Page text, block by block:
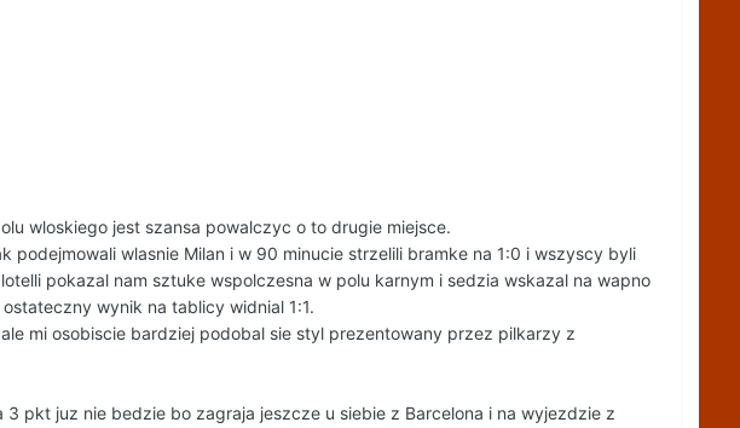
wloskiego jest szansa powalczyc o to drugie miejsce.
wlasnie Milan i w 90 minucie strzelili bramke na 1:0 i wszyscy byli
pokazal nam sztuke wspolczesna w polu karnym i sedzia wskazal na wapno
wynik na tablicy widnial 1:1.
mi osobiscie bardziej podobal sie styl prezentowany przez pilkarzy z
pkt juz nie bedzie bo zagraja jeszcze u siebie z Barcelona i na wyjezdzie z